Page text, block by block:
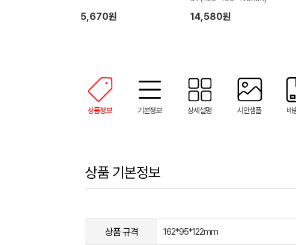
5,670원 14,580원
상품정보 기본정보 상세설명 시안샘플 배
상품 기본정보
상품 규격 162*95*122mm